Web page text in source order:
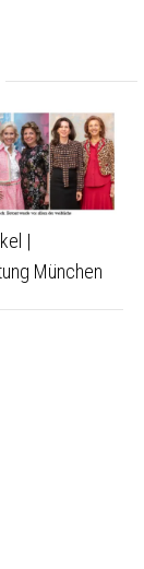
|
München